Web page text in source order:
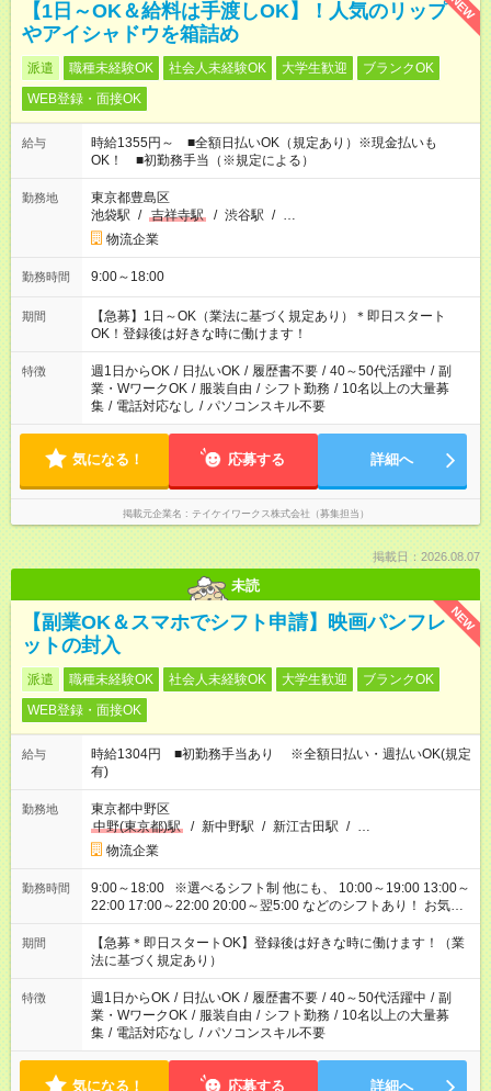
NEW
【1日～OK＆給料は手渡しOK】！人気のリップ
やアイシャドウを箱詰め
派遣 職種未経験OK 社会人未経験OK 大学生歓迎
ブランクOK
WEB登録・面接OK
給与
時給1355円～ ■全額日払いOK（規定あり）※現金払いも
OK！ ■初勤務手当（※規定による）
勤務地
東京都豊島区
池袋駅 / 吉祥寺駅 / 渋谷駅 / …
物流企業
勤務時間 9:00～18:00
期間
【急募】1日～OK（業法に基づく規定あり）＊即日スタート
OK！登録後は好きな時に働けます！
特徴 週1日からOK / 日払いOK / 履歴書不要 / 40～50代活躍中 / 副
業・WワークOK / 服装自由 / シフト勤務 / 10名以上の大量募
集 / 電話対応なし / パソコンスキル不要
気になる！ 応募する 詳細へ
掲載元企業名 テイケイワークス株式会社（募集担当）
掲載日：2026.08.07
未読
NEW
【副業OK＆スマホでシフト申請】映画パンフレ
ットの封入
派遣 職種未経験OK 社会人未経験OK 大学生歓迎
ブランクOK
WEB登録・面接OK
給与
時給1304円 ■初勤務手当あり ※全額日払い・週払いOK(規定
有)
勤務地
東京都中野区
中野(東京都)駅
/ 新中野駅 / 新江古田駅 / …
物流企業
勤務時間
9:00～18:00 ※選べるシフト制 他にも、 10:00～19:00 13:00～
22:00 17:00～22:00 20:00～翌5:00 などのシフトあり！ お気軽
にご相談ください！
期間
【急募＊即日スタートOK】登録後は好きな時に働けます！（業
法に基づく規定あり）
特徴 週1日からOK / 日払いOK / 履歴書不要 / 40～50代活躍中 / 副
業・WワークOK / 服装自由 / シフト勤務 / 10名以上の大量募
集 / 電話対応なし / パソコンスキル不要
気になる！ 応募する 詳細へ